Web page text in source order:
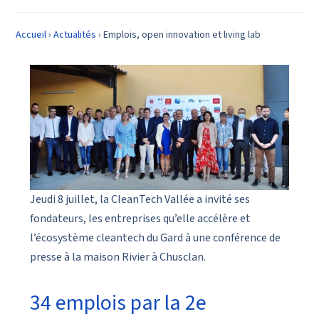
Accueil›Actualités ›Emplois, open innovation et living lab
Jeudi 8 juillet, la CleanTech Vallée a invité ses
fondateurs, les entreprises qu’elle accélère et
l’écosystème cleantech du Gard à une conférence de
presse à la maison Rivier à Chusclan.
34 emplois par la 2e